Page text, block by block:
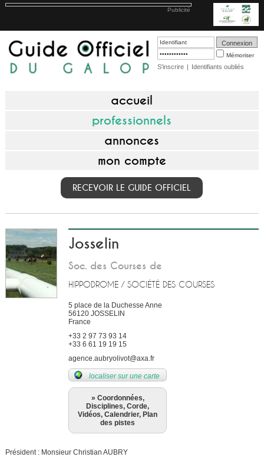
Publicité
Mémoriser
S'inscrire | Identifiants oubliés
accueil
professionnels
annonces
mon compte
RECEVOIR LE GUIDE OFFICIEL
Josselin
Soc. des Courses de
HIPPODROME / SOCIÉTÉ DES COURSES
5 place de la Duchesse Anne
56120 JOSSELIN
France
+33 2 97 73 93 14
+33 6 61 19 19 15
agence.aubryolivot@axa.fr
localiser sur une carte
» Coordonnées,
Disciplines, Corde,
Vidéos, Calendrier, Plan
des pistes
Président : Monsieur Christian AUBRY